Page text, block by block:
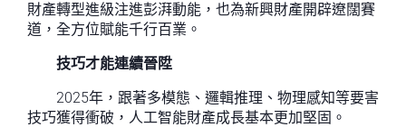
財產轉型進級注進彭湃動能，也為新興財產開辟遼闊賽
道，全方位賦能千行百業。
技巧才能連續晉陞
2025年，跟著多模態、邏輯推理、物理感知等要害
技巧獲得衝破，人工智能財產成長基本更加堅固。